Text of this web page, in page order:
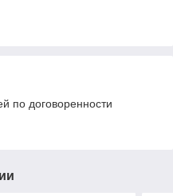
по договоренности